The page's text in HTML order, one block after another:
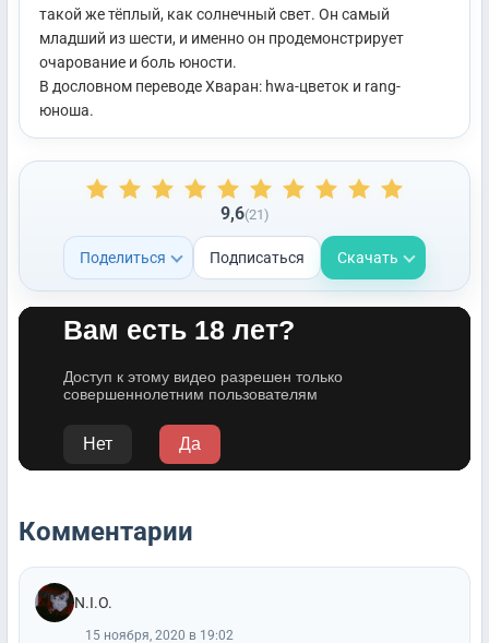
такой же тёплый, как солнечный свет. Он самый
младший из шести, и именно он продемонстрирует
очарование и боль юности.
В дословном переводе Хваран: hwa-цветок и rang-
юноша.
9,6(21)
Поделиться Подписаться Скачать
Комментарии
N.I.O.
15 ноября, 2020 в 19:02